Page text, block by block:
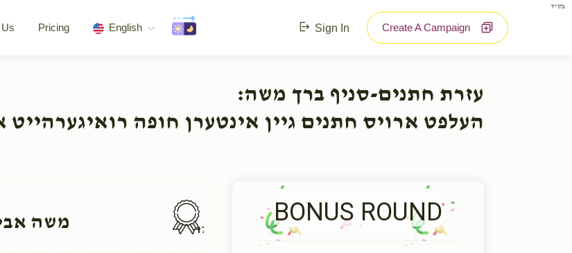
בס"ד
Pricing English Sign In Create A Campaign
עזרת חתנים-סניף ברך משה:
העלפט ארויס חתנים גיין אינטערן חופה רואיגערהייט
משה 173
BONUS ROUND